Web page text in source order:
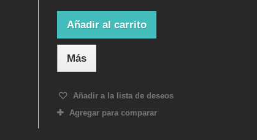
Añadir al carrito
Más
Añadir a la lista de deseos
Agregar para comparar